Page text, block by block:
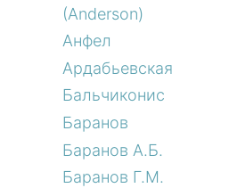
(Anderson)
Анфел
Ардабьевская
Бальчиконис
Баранов
Баранов А.Б.
Баранов Г.М.